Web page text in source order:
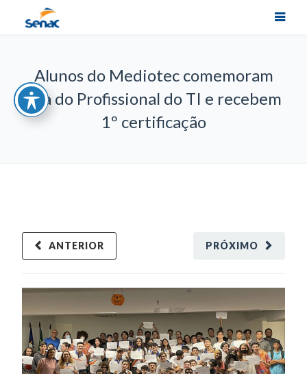
Alunos do Mediotec comemoram
Dia do Profissional do TI e recebem
1º certificação
PRÓXIMO
ANTERIOR